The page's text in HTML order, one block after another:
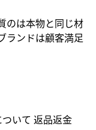
のは本物と同じ材
ランドは顧客満足
ついて 返品返金